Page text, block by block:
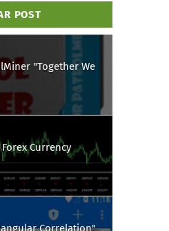
POST
"Together We
Currency
Correlation"